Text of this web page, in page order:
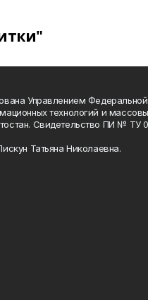
Управлением
технологий и
Свидетельство ПИ № ТУ
Татьяна Николаевна.